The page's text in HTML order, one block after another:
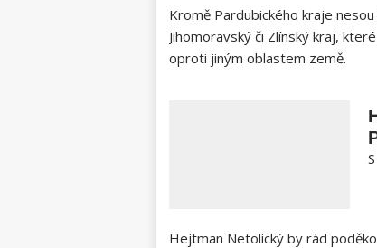
Kromě Pardubického kraje
Jihomoravský či Zlínský kraj,
oproti jiným oblastem země.
Hejtman ⁣Netolický by rád